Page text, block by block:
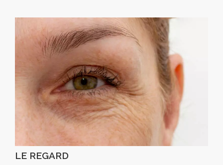
LE REGARD